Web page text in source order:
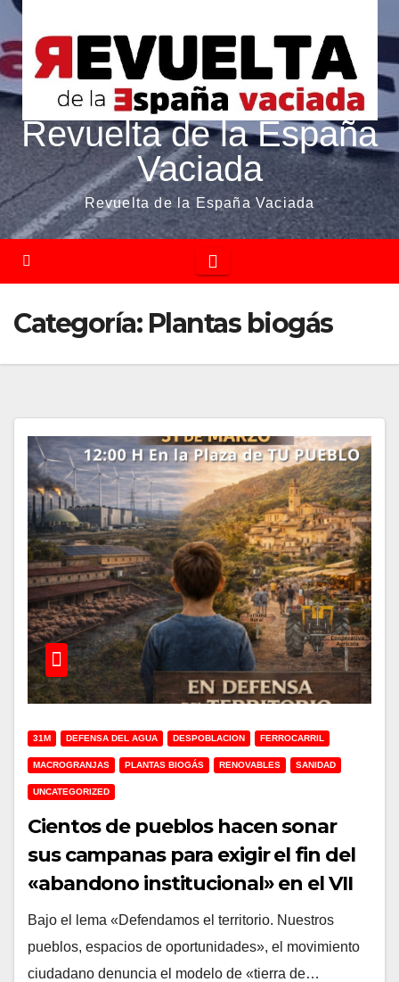
Revuelta de la España
Vaciada
Revuelta de la España Vaciada
Categoría: Plantas biogás
31M DEFENSA DEL AGUA DESPOBLACION FERROCARRIL
MACROGRANJAS PLANTAS BIOGÁS RENOVABLES SANIDAD
UNCATEGORIZED
Cientos de pueblos hacen sonar
sus campanas para exigir el fin del
«abandono institucional» en el VII
Aniversario de la Revuelta de la
España Vaciada
Bajo el lema «Defendamos el territorio. Nuestros
pueblos, espacios de oportunidades», el movimiento
ciudadano denuncia el modelo de «tierra de…